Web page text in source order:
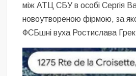
між АТЦ СБУ в особі Сергія
новоутвореною фірмою, за
ФСБшні вуха Ростислава